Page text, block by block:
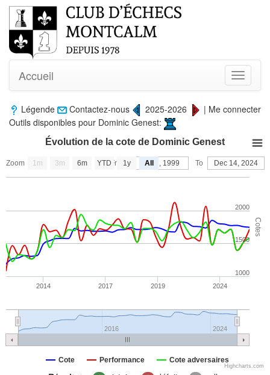
Toggle
Accueil
Légende Contactez-nous 2025-2026 | Me connecter
Outils disponibles pour Dominic Genest:
Zoom From Nov 7, 1999 To Dec 14, 2024
Cotes
Évolution de la cote de Dominic Genest
Cote Performance Cote adversaires
2017 2019 2024
2014
2016 2024
1000
1500
2000
1m 3m 6m YTD 1y All
Highcharts.com